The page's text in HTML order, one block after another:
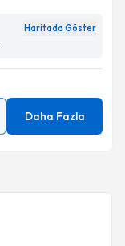
Haritada Göster
Daha Fazla